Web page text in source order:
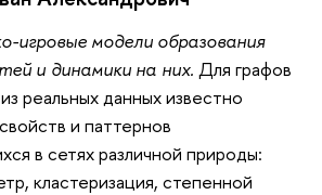
игровые модели образования
и динамики на них. Для графов
реальных данных известно
и паттернов
в сетях различной природы:
кластеризация, степенной